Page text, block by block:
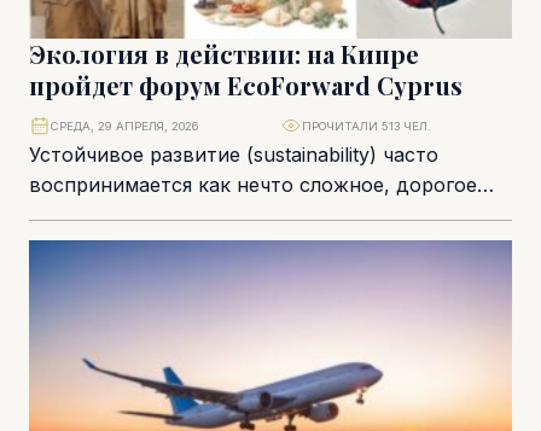
Экология в действии: на Кипре
пройдет форум EcoForward Cyprus
Устойчивое развитие (sustainability) часто
воспринимается как нечто сложное, дорогое
или актуальное лишь для небольшой группы
людей. Новое мероприятие, которое пройдёт...
СРЕДА, 29 АПРЕЛЯ, 2026 ПРОЧИТАЛИ 513 ЧЕЛ.